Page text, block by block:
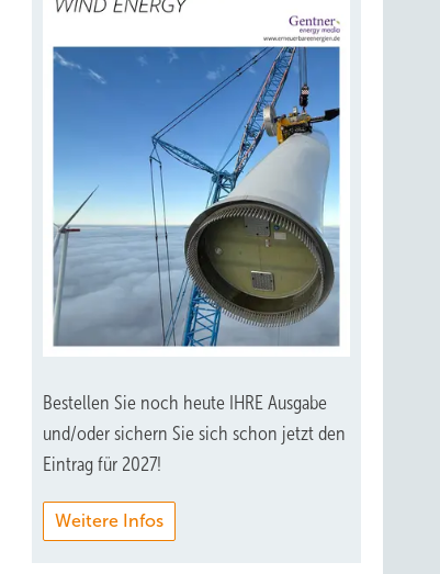
Bestellen Sie noch heute IHRE Ausgabe
und/oder sichern Sie sich schon jetzt den
Eintrag für 2027!
Weitere Infos